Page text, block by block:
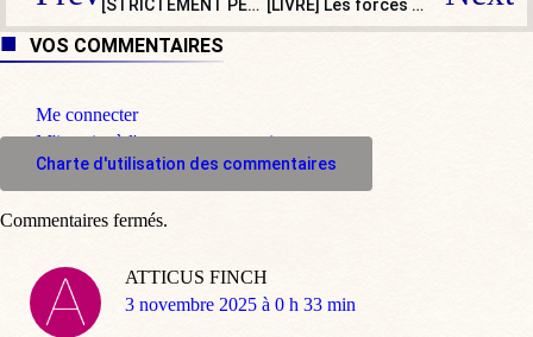
[STRICTEMENT PERSONNEL] Les mystères de Tripoli [LIVRE] Les forces morales : les clefs de la réussite. Un peu de sagesse pour nos chefs !
VOS COMMENTAIRES
Me connecter
M'inscrire à l'espace commentaire
Charte d'utilisation des commentaires
ATTICUS FINCH
dit
3 novembre 2025 à 0 h 33 min
Commentaires fermés.